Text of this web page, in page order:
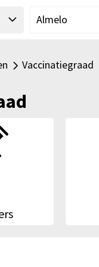
Almelo
Alle thema's
Vaccinatiegraad